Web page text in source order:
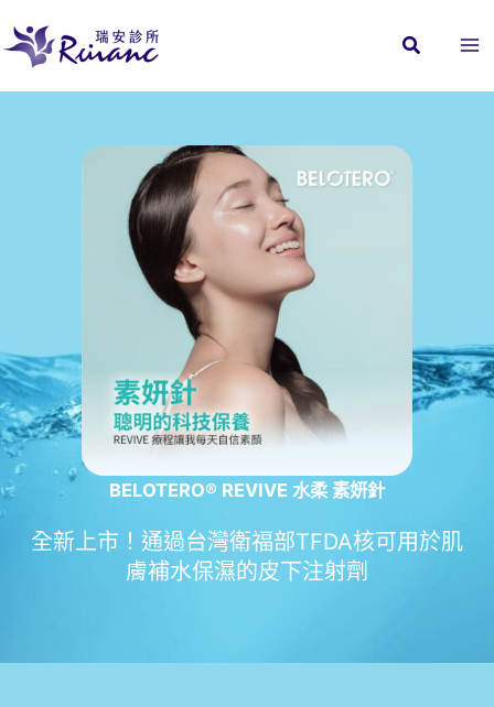
至
BELOTERO® REVIVE 水柔 素妍針
全新上市！通過台灣衛福部TFDA核可用於肌
膚補水保濕的皮下注射劑